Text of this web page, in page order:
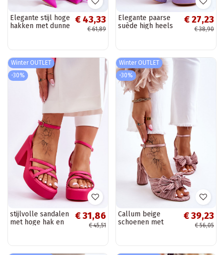
Elegante stijl hoge
hakken met dunne
€ 43,33
€ 61,89
Elegante paarse
suède high heels
€ 27,23
€ 38,90
Winter OUTLET
-30%
stijlvolle sandalen
met hoge hak en
€ 31,86
€ 45,51
Winter OUTLET
-30%
Callum beige
schoenen met
€ 39,23
€ 56,05